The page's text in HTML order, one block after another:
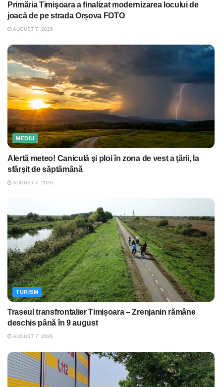
Primăria Timişoara a finalizat modernizarea locului de
joacă de pe strada Orșova FOTO
AUGUST 7, 2026
MEDIU
Alertă meteo! Caniculă şi ploi în zona de vest a ţării, la
sfârşit de săptămână
AUGUST 7, 2026
TURISM
Traseul transfrontalier Timișoara – Zrenjanin rămâne
deschis până în 9 august
AUGUST 7, 2026